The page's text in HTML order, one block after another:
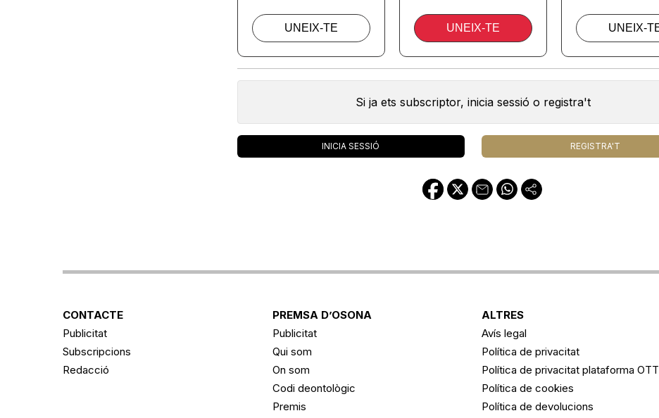
Si ja ets subscriptor, inicia sessió o registra't
INICIA SESSIÓ REGISTRA'T
CONTACTE
Publicitat
Subscripcions
Redacció
PREMSA D’OSONA
Publicitat
Qui som
On som
Codi deontològic
Premis
ALTRES
Avís legal
Política de privacitat
Política de privacitat plataforma OTT
Política de cookies
Política de devolucions